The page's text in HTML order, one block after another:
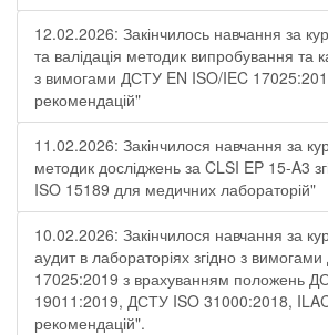
12.02.2026: Закінчилось навчання за
та валідація методик випробування та
з вимогами ДСТУ EN ISO/IEC
рекомендацій"
11.02.2026: Закінчилося навчання за
методик досліджень за CLSI EP 15-A3
ISO 15189 для медичних лабораторій"
10.02.2026: Закінчилося навчання за
аудит в лабораторіях згідно з
17025:2019 з врахуванням положень
19011:2019, ДСТУ ISO 31000:2018,
рекомендацій".